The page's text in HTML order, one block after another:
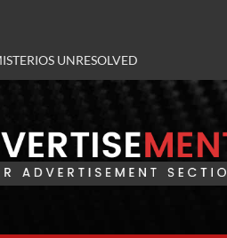
UNRESOLVED